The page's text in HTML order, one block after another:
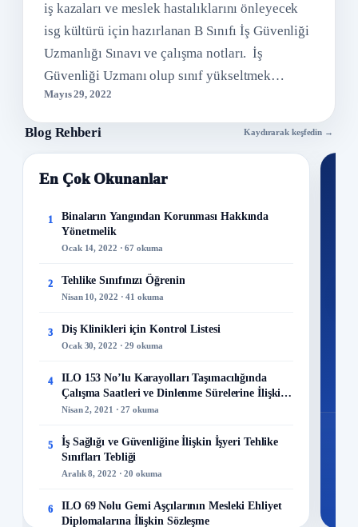
iş kazaları ve meslek hastalıklarını önleyecek
isg kültürü için hazırlanan B Sınıfı İş Güvenliği
Uzmanlığı Sınavı ve çalışma notları. İş
Güvenliği Uzmanı olup sınıf yükseltmek…
Mayıs 29, 2022
Blog Rehberi Kaydırarak keşfedin →
En Çok Okunanlar
1
Binaların Yangından Korunması Hakkında
Yönetmelik
Ocak 14, 2022 · 67 okuma
2 Tehlike Sınıfınızı Öğrenin
Nisan 10, 2022 · 41 okuma
3 Diş Klinikleri için Kontrol Listesi
Ocak 30, 2022 · 29 okuma
4
ILO 153 No’lu Karayolları Taşımacılığında
Çalışma Saatleri ve Dinlenme Sürelerine İlişkin
Sözleşme
Nisan 2, 2021 · 27 okuma
5
İş Sağlığı ve Güvenliğine İlişkin İşyeri Tehlike
Sınıfları Tebliği
Aralık 8, 2022 · 20 okuma
6
ILO 69 Nolu Gemi Aşçılarının Mesleki Ehliyet
Diplomalarına İlişkin Sözleşme